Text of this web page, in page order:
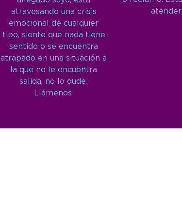
atravesando una crisis
emocional de cualquier
tipo, siente que nada tiene
sentido o se encuentra
atrapado en una situación a
la que no le encuentra
salida, no lo dude:
Llámenos: